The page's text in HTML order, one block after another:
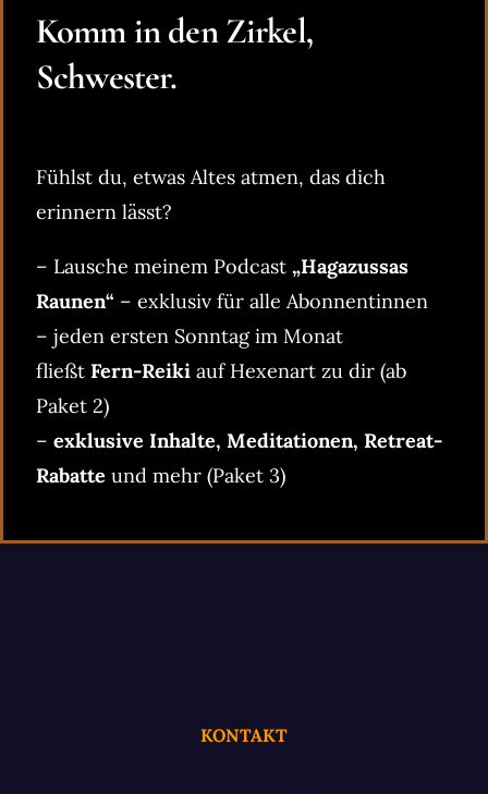
Komm in den Zirkel,
Schwester.
Fühlst du, etwas Altes atmen, das dich
erinnern lässt?
– Lausche meinem Podcast „Hagazussas
Raunen“ – exklusiv für alle Abonnentinnen
– jeden ersten Sonntag im Monat
fließt Fern-Reiki auf Hexenart zu dir (ab
Paket 2)
– exklusive Inhalte, Meditationen, Retreat-
Rabatte und mehr (Paket 3)
KONTAKT